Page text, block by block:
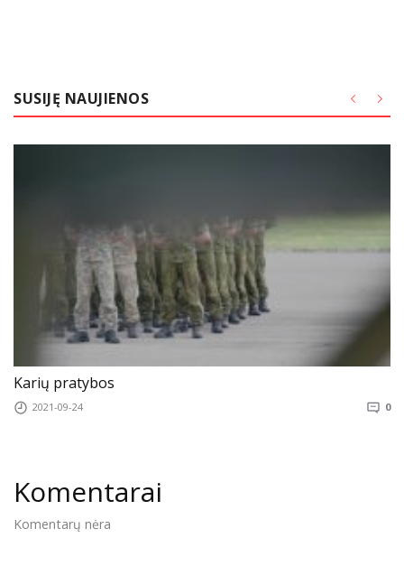
SUSIJĘ NAUJIENOS
Karių pratybos
2021-09-24 0
Komentarai
Komentarų nėra